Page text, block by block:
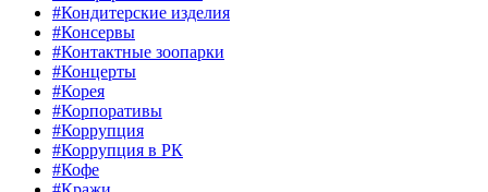
#Кондитерские изделия
#Консервы
#Контактные зоопарки
#Концерты
#Корея
#Корпоративы
#Коррупция
#Коррупция в РК
#Кофе